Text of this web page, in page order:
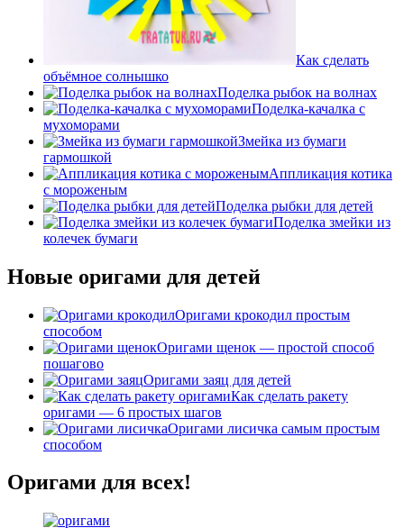
Как сделать
объёмное солнышко
Поделка рыбок на волнах
Поделка-качалка с
мухоморами
Змейка из бумаги
гармошкой
Аппликация котика
с мороженым
Поделка рыбки для детей
Поделка змейки из
колечек бумаги
Новые оригами для детей
Оригами крокодил простым
способом
Оригами щенок — простой способ
пошагово
Оригами заяц для детей
Как сделать ракету
оригами — 6 простых шагов
Оригами лисичка самым простым
способом
Оригами для всех!